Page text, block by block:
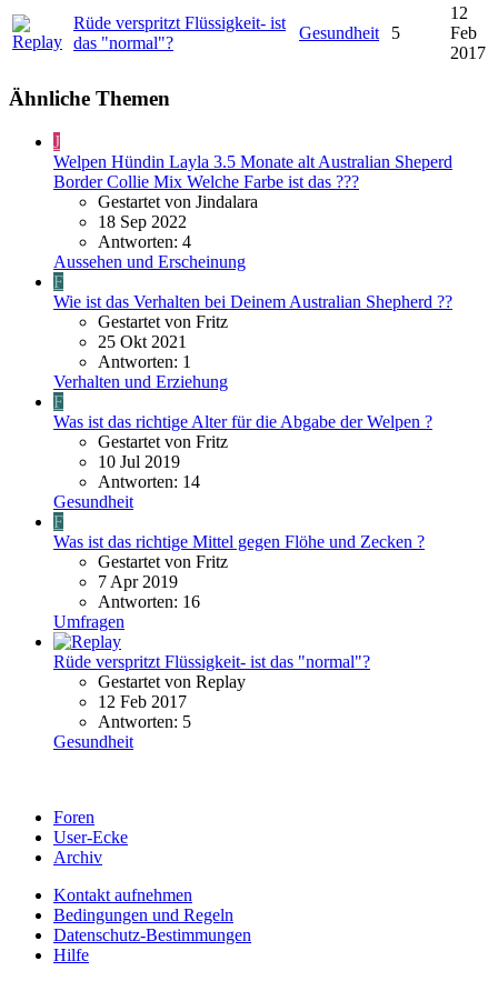
Rüde verspritzt Flüssigkeit- ist
das "normal"?
Gesundheit 5
12
Feb
2017
Ähnliche Themen
J
Welpen Hündin Layla 3.5 Monate alt Australian Sheperd
Border Collie Mix Welche Farbe ist das ???
Gestartet von Jindalara
18 Sep 2022
Antworten: 4
Aussehen und Erscheinung
F
Wie ist das Verhalten bei Deinem Australian Shepherd ??
Gestartet von Fritz
25 Okt 2021
Antworten: 1
Verhalten und Erziehung
F
Was ist das richtige Alter für die Abgabe der Welpen ?
Gestartet von Fritz
10 Jul 2019
Antworten: 14
Gesundheit
F
Was ist das richtige Mittel gegen Flöhe und Zecken ?
Gestartet von Fritz
7 Apr 2019
Antworten: 16
Umfragen
Rüde verspritzt Flüssigkeit- ist das "normal"?
Gestartet von Replay
12 Feb 2017
Antworten: 5
Gesundheit
Foren
User-Ecke
Archiv
Kontakt aufnehmen
Bedingungen und Regeln
Datenschutz-Bestimmungen
Hilfe